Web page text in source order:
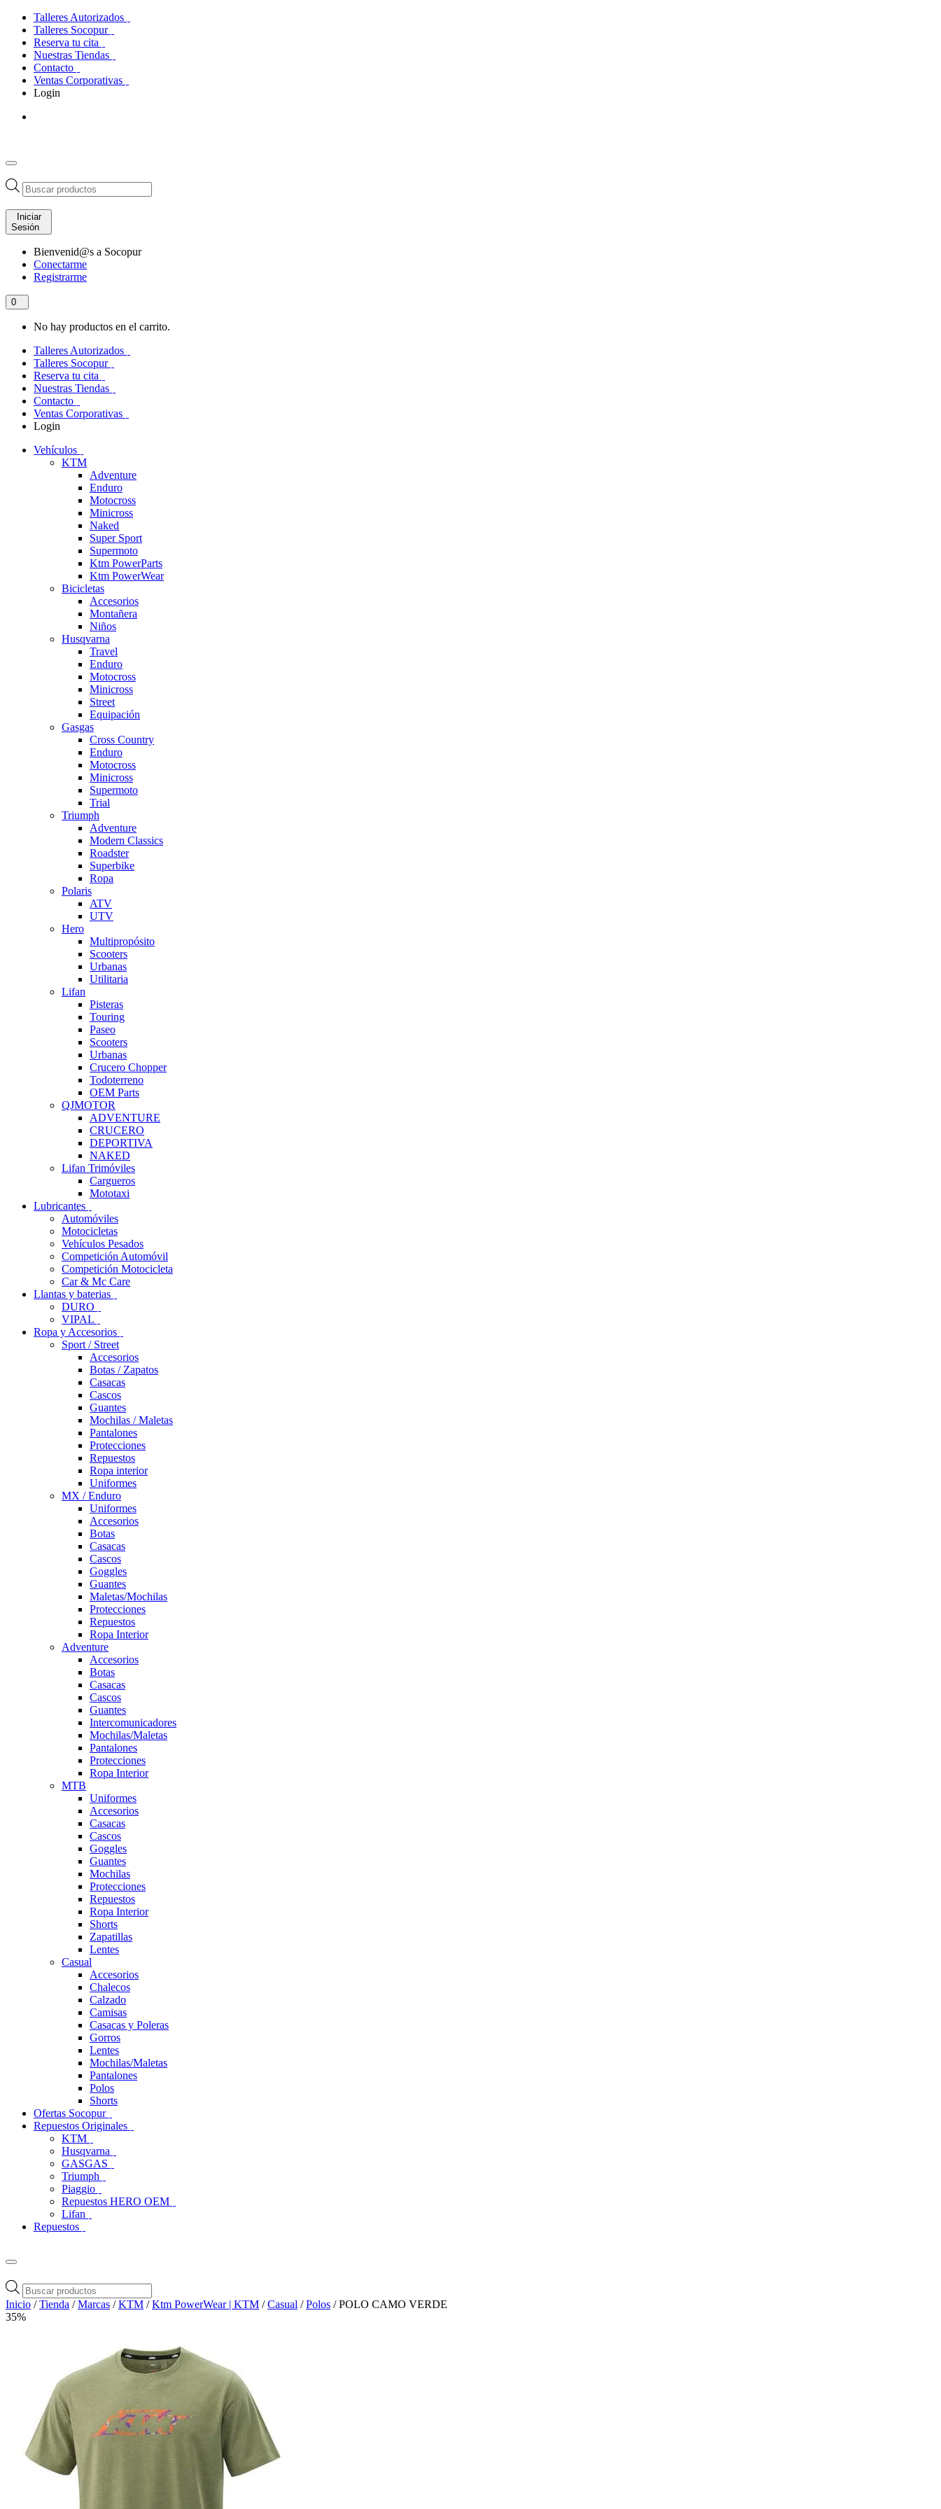
Talleres Autorizados
Talleres Socopur
Reserva tu cita
Nuestras Tiendas
Contacto
Ventas Corporativas
Login
Búsqueda
de
productos
Iniciar
Sesión
Bienvenid@s a Socopur
Conectarme
Registrarme
0
No hay productos en el carrito.
Talleres Autorizados
Talleres Socopur
Reserva tu cita
Nuestras Tiendas
Contacto
Ventas Corporativas
Login
Vehículos
KTM
Adventure
Enduro
Motocross
Minicross
Naked
Super Sport
Supermoto
Ktm PowerParts
Ktm PowerWear
Bicicletas
Accesorios
Montañera
Niños
Husqvarna
Travel
Enduro
Motocross
Minicross
Street
Equipación
Gasgas
Cross Country
Enduro
Motocross
Minicross
Supermoto
Trial
Triumph
Adventure
Modern Classics
Roadster
Superbike
Ropa
Polaris
ATV
UTV
Hero
Multipropósito
Scooters
Urbanas
Utilitaria
Lifan
Pisteras
Touring
Paseo
Scooters
Urbanas
Crucero Chopper
Todoterreno
OEM Parts
QJMOTOR
ADVENTURE
CRUCERO
DEPORTIVA
NAKED
Lifan Trimóviles
Cargueros
Mototaxi
Lubricantes
Automóviles
Motocicletas
Vehículos Pesados
Competición Automóvil
Competición Motocicleta
Car & Mc Care
Llantas y baterias
DURO
VIPAL
Ropa y Accesorios
Sport / Street
Accesorios
Botas / Zapatos
Casacas
Cascos
Guantes
Mochilas / Maletas
Pantalones
Protecciones
Repuestos
Ropa interior
Uniformes
MX / Enduro
Uniformes
Accesorios
Botas
Casacas
Cascos
Goggles
Guantes
Maletas/Mochilas
Protecciones
Repuestos
Ropa Interior
Adventure
Accesorios
Botas
Casacas
Cascos
Guantes
Intercomunicadores
Mochilas/Maletas
Pantalones
Protecciones
Ropa Interior
MTB
Uniformes
Accesorios
Casacas
Cascos
Goggles
Guantes
Mochilas
Protecciones
Repuestos
Ropa Interior
Shorts
Zapatillas
Lentes
Casual
Accesorios
Chalecos
Calzado
Camisas
Casacas y Poleras
Gorros
Lentes
Mochilas/Maletas
Pantalones
Polos
Shorts
Ofertas Socopur
Repuestos Originales
KTM
Husqvarna
GASGAS
Triumph
Piaggio
Repuestos HERO OEM
Lifan
Repuestos
Búsqueda
de
productos
Inicio /Tienda /Marcas /KTM /Ktm PowerWear | KTM /Casual /Polos / POLO CAMO VERDE
35%